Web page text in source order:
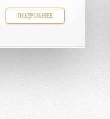
ПОДРОБНЕЕ